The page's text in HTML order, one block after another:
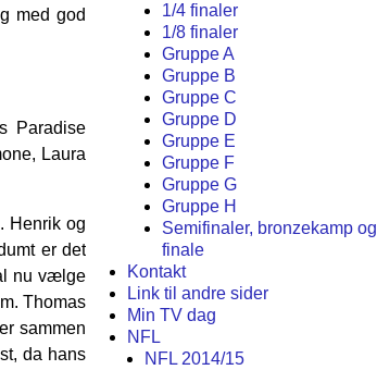
med god
Paradise
Laura
Henrik og
er det
nu vælge
Thomas
sammen
da hans
1/4 finaler
1/8 finaler
Gruppe A
Gruppe B
Gruppe C
Gruppe D
Gruppe E
Gruppe F
Gruppe G
Gruppe H
Semifinaler, bronzekamp og
finale
Kontakt
Link til andre sider
Min TV dag
NFL
NFL 2014/15